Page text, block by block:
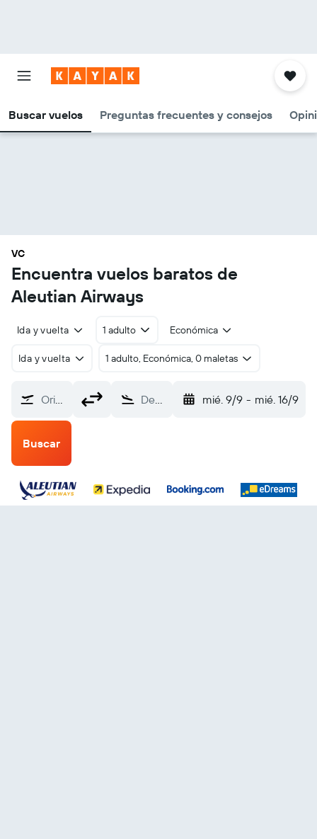
Buscar vuelos Preguntas frecuentes y consejos
VC
Encuentra vuelos baratos de
Aleutian Airways
Ida y vuelta 1 adulto Económica
Ida y vuelta 1 adulto, Económica, 0 maletas
Origen Destino mié. 9/9 - mié. 16/9
Buscar